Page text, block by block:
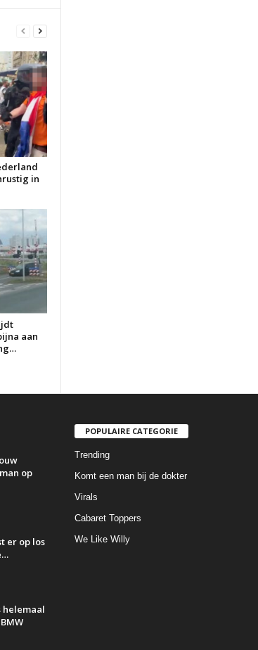
in
aan
op
er op los
POPULAIRE CATEGORIE
Trending
Komt een man bij de dokter
Virals
Cabaret Toppers
We Like Willy